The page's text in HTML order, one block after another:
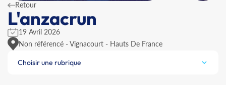
Retour
L'anzacrun
19 Avril 2026
Non référencé - Vignacourt - Hauts De France
Choisir une rubrique